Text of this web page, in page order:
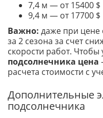
7,4 м — от 15400 $
9,4 м — от 17700 $
Важно: даже при цене
за 2 сезона за счет
скорости работ. Чтобы
подсолнечника цена
расчета стоимости с
Дополнительные
подсолнечника